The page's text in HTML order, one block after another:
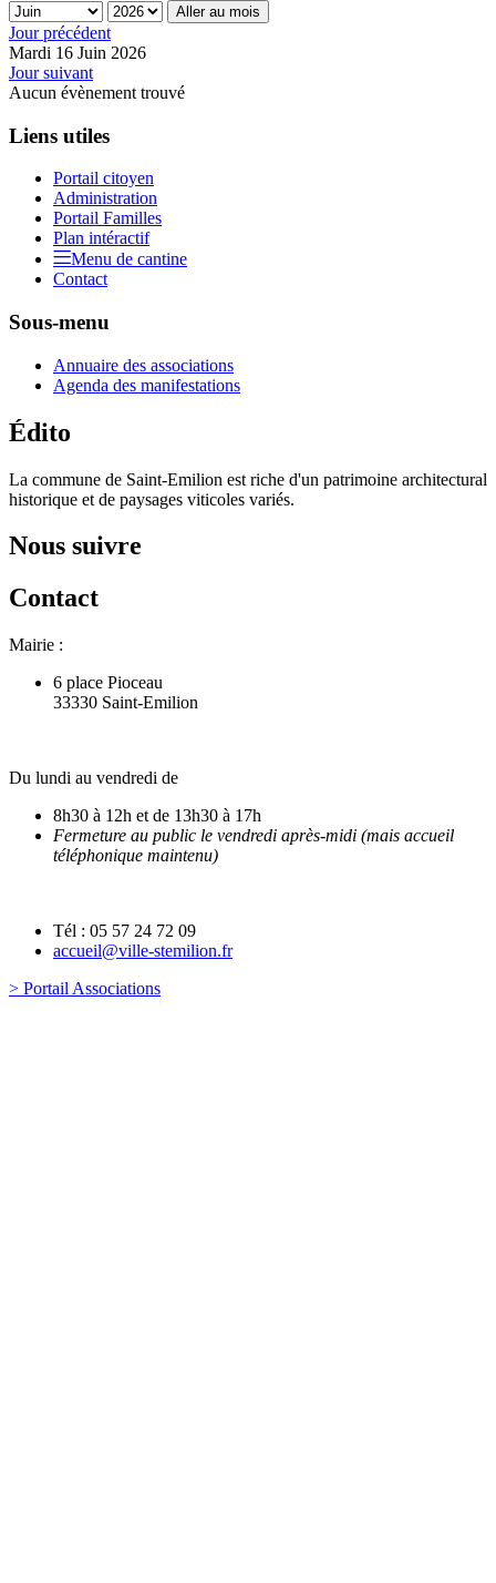
Aller au mois
Jour précédent
Mardi 16 Juin 2026
Jour suivant
Aucun évènement trouvé
Liens utiles
Portail citoyen
Administration
Portail Familles
Plan intéractif
Menu de cantine
Contact
Sous-menu
Annuaire des associations
Agenda des manifestations
Édito
La commune de Saint-Emilion est riche d'un patrimoine architectural
historique et de paysages viticoles variés.
Nous suivre
Contact
Mairie :
6 place Pioceau
33330 Saint-Emilion
Du lundi au vendredi de
8h30 à 12h et de 13h30 à 17h
Fermeture au public le vendredi après-midi (mais accueil
téléphonique maintenu)
Tél : 05 57 24 72 09
accueil@ville-stemilion.fr
> Portail Associations